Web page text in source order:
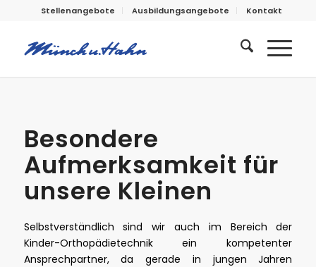
Stellenangebote Ausbildungsangebote Kontakt
Besondere
Aufmerksamkeit für
unsere Kleinen
Selbstverständlich sind wir auch im Bereich der
Kinder-Orthopädietechnik ein kompetenter
Ansprechpartner, da gerade in jungen Jahren